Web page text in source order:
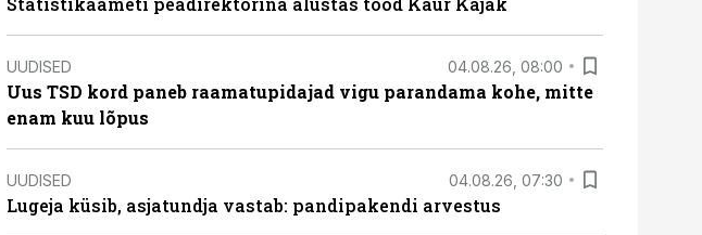
UUDISED 04.08.26, 08:00
Uus TSD kord paneb raamatupidajad vigu parandama kohe, mitte
enam kuu lõpus
UUDISED 04.08.26, 07:30
Lugeja küsib, asjatundja vastab: pandipakendi arvestus